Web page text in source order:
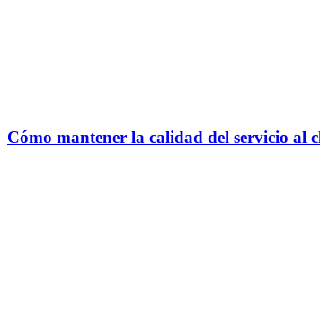
Cómo mantener la calidad del servicio al